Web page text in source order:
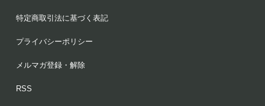
特定商取引法に基づく表記
プライバシーポリシー
メルマガ登録・解除
RSS